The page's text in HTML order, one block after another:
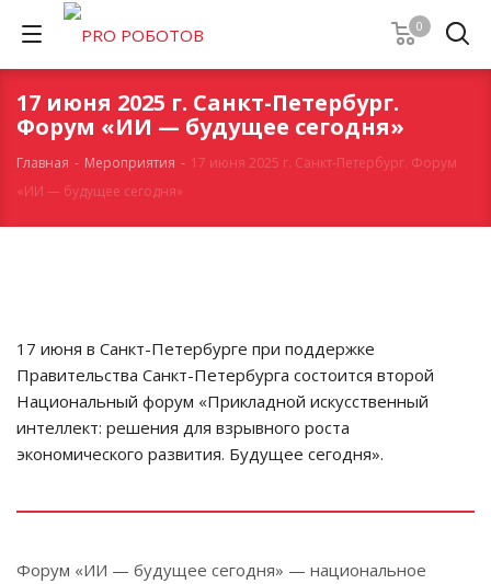
0
17 июня 2025 г. Санкт-Петербург.
Форум «ИИ — будущее сегодня»
Главная - Мероприятия - 17 июня 2025 г. Санкт-Петербург. Форум
«ИИ — будущее сегодня»
17 июня в Санкт-Петербурге при поддержке
Правительства Санкт-Петербурга состоится второй
Национальный форум «Прикладной искусственный
интеллект: решения для взрывного роста
экономического развития. Будущее сегодня».
Форум «ИИ — будущее сегодня» — национальное